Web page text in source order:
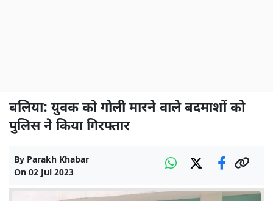
बलिया: युवक को गोली मारने वाले बदमाशों को
पुलिस ने किया गिरफ्तार
By Parakh Khabar
On 02 Jul 2023